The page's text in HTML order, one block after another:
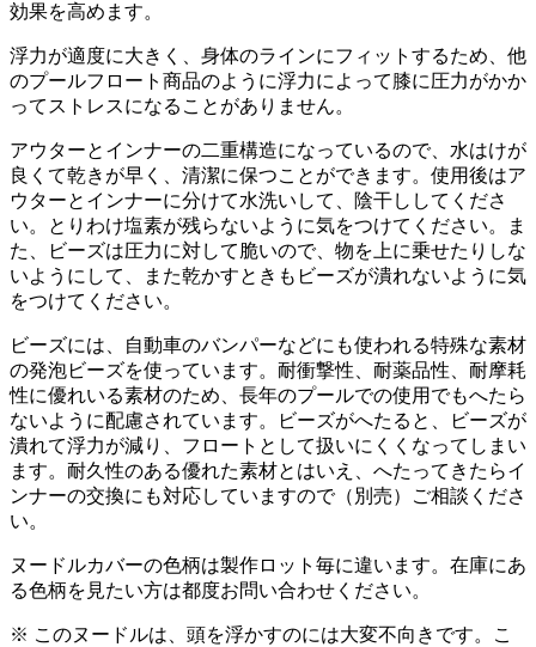
効果を高めます。
浮力が適度に大きく、身体のラインにフィットするため、他
のプールフロート商品のように浮力によって膝に圧力がかか
ってストレスになることがありません。
アウターとインナーの二重構造になっているので、水はけが
良くて乾きが早く、清潔に保つことができます。使用後はア
ウターとインナーに分けて水洗いして、陰干ししてくださ
い。とりわけ塩素が残らないように気をつけてください。ま
た、ビーズは圧力に対して脆いので、物を上に乗せたりしな
いようにして、また乾かすときもビーズが潰れないように気
をつけてください。
ビーズには、自動車のバンパーなどにも使われる特殊な素材
の発泡ビーズを使っています。耐衝撃性、耐薬品性、耐摩耗
性に優れいる素材のため、長年のプールでの使用でもへたら
ないように配慮されています。ビーズがへたると、ビーズが
潰れて浮力が減り、フロートとして扱いにくくなってしまい
ます。耐久性のある優れた素材とはいえ、へたってきたらイ
ンナーの交換にも対応していますので（別売）ご相談くださ
い。
ヌードルカバーの色柄は製作ロット毎に違います。在庫にあ
る色柄を見たい方は都度お問い合わせください。
※ このヌードルは、頭を浮かすのには大変不向きです。こ